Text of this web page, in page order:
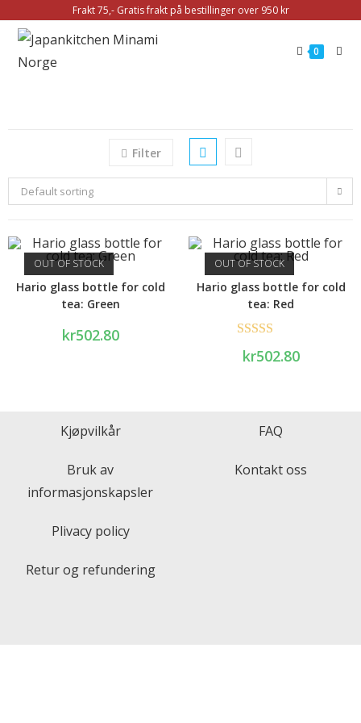
Frakt 75,- Gratis frakt på bestillinger over 950 kr
0
Filter
Default sorting
OUT OF STOCK
Hario glass bottle for cold
tea: Green
kr502.80
OUT OF STOCK
Hario glass bottle for cold
tea: Red
Rated
kr502.80
Kjøpvilkår
Bruk av
informasjonskapsler
Plivacy policy
Retur og refundering
FAQ
Kontakt oss